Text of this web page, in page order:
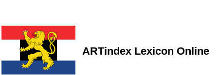
ARTindex Lexicon Online